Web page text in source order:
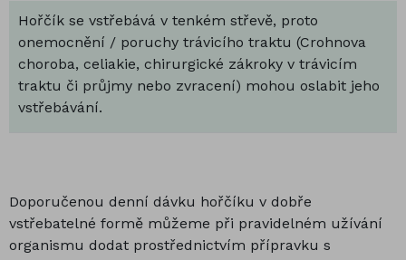
Hořčík se vstřebává v tenkém střevě, proto
onemocnění / poruchy trávicího traktu (Crohnova
choroba, celiakie, chirurgické zákroky v trávicím
traktu či průjmy nebo zvracení) mohou oslabit jeho
vstřebávání.
Doporučenou denní dávku hořčíku v dobře
vstřebatelné formě můžeme při pravidelném užívání
organismu dodat prostřednictvím přípravku s